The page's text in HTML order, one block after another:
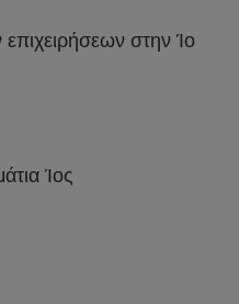
επιχειρήσεων στην Ίο
Ίος